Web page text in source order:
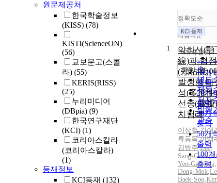
원문제공처
한국학술정보
(KISS) (78)
KISTI(ScienceON)
(56)
교보문고(스콜
라) (55)
KERIS(RISS)
(25)
누리미디어
(DBpia) (9)
한국연구재단
(KCI) (1)
코리아스칼라
(코리아스칼라)
(1)
등재정보
KCI등재 (132)
정확도순
정확
순
인기
순
연도
제목
저자
발행
관순
내림차순
내림
10개씩 출력
10개
출력
20개
출력
30개
출력
50개
출력
100
출력
조회
1
악하선(顎
線)과 협
(頰粘膜)에
발생한 다
성(多形性)
선종(腺腫
치험례
이상철,김여
류동목,이백
김병주,Lee,
Sang-Chull,
Yeo-Gab,Ryu,
Dong-Mok,
Baek-Soo,